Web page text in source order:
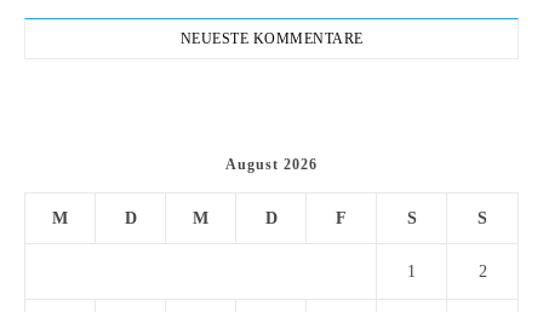
NEUESTE KOMMENTARE
August 2026
M D M D F S S
1 2